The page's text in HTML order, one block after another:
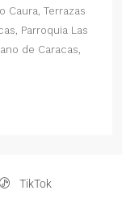
Comercial
Prados del Este,
Nuestra Señora
TikTok